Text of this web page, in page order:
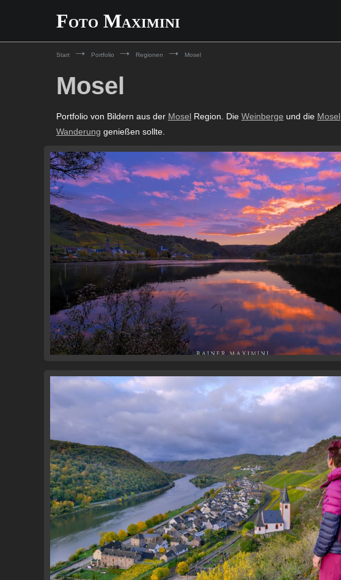
Foto Maximini
Start Portfolio Regionen Mosel
Mosel
Portfolio von Bildern aus der Mosel Region. Die Weinberge und die Mosel
Wanderung genießen sollte.